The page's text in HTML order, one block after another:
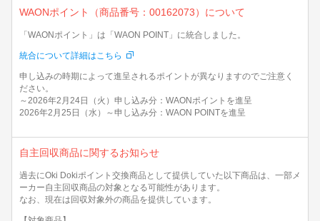
WAONポイント（商品番号：00162073）について
「WAONポイント」は「WAON POINT」に統合しました。
統合について詳細はこちら
申し込みの時期によって進呈されるポイントが異なりますのでご注意く
ださい。
～2026年2月24日（火）申し込み分：WAONポイントを進呈
2026年2月25日（水）～申し込み分：WAON POINTを進呈
自主回収商品に関するお知らせ
過去にOki Dokiポイント交換商品として提供していた以下商品は、一部メ
ーカー自主回収商品の対象となる可能性があります。
なお、現在は回収対象外の商品を提供しています。